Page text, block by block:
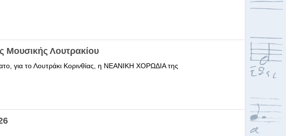
Λουτρακίου
το Λουτράκι Κορινθίας, η ΝΕΑΝΙΚΗ ΧΟΡΩΔΙΑ της